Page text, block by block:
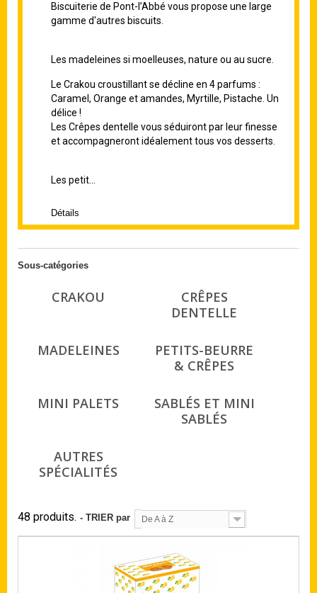
Biscuiterie de Pont-l’Abbé vous propose une large
gamme d'autres biscuits.
Les madeleines si moelleuses, nature ou au sucre.
Le Crakou croustillant se décline en 4 parfums :
Caramel, Orange et amandes, Myrtille, Pistache. Un
délice !
Les Crêpes dentelle vous séduiront par leur finesse
et accompagneront idéalement tous vos desserts.
Les petit...
Détails
Sous-catégories
CRAKOU
CRÊPES
DENTELLE
MADELEINES
PETITS-BEURRE
& CRÊPES
MINI PALETS
SABLÉS ET MINI
SABLÉS
AUTRES
SPÉCIALITÉS
48 produits. - TRIER par De A à Z